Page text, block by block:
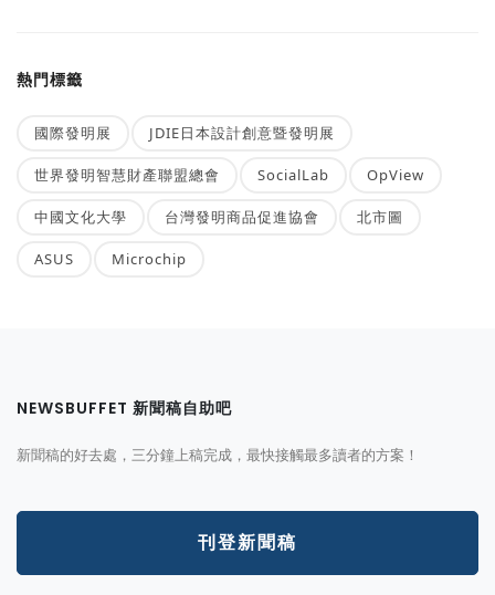
熱門標籤
國際發明展 JDIE日本設計創意暨發明展
世界發明智慧財產聯盟總會 SocialLab OpView
中國文化大學 台灣發明商品促進協會 北市圖
ASUS Microchip
NEWSBUFFET 新聞稿自助吧
新聞稿的好去處，三分鐘上稿完成，最快接觸最多讀者的方案！
刊登新聞稿